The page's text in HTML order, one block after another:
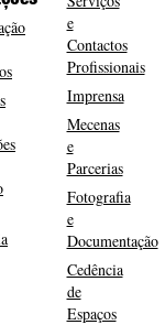
e
Contactos
Profissionais
Imprensa
Mecenas
e
Parcerias
Fotografia
e
Documentação
Cedência
de
Espaços